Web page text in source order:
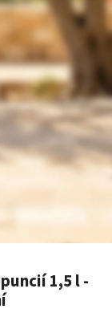
1,5 l -